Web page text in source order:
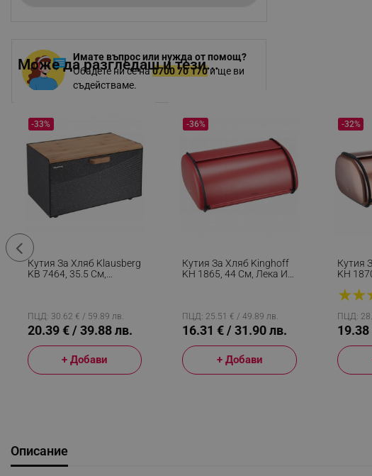
Имате въпрос или нужда от помощ?
Обадете ни се на0700 70 170и ще ви
съдействаме.
Може да разгледаш и тези...
Кутия За Хляб Klausberg
KB 7464, 35.5 См,
-33%
ПЦД: 30.62 € / 59.89 лв.
20.39 € / 39.88 лв.
+ Добави
Кутия За Хляб Kinghoff
KH 1865, 44 См, Лека И
-36%
ПЦД: 25.51 € / 49.89 лв.
16.31 € / 31.90 лв.
+ Добави
Кутия
KH
★★
-32%
ПЦД:
Описание